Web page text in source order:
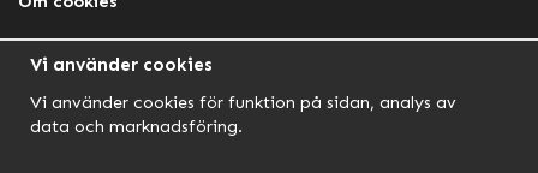
Facebook Lightforce Sweden
Vi använder cookies
Vi använder cookies för funktion på sidan, analys av
data och marknadsföring.